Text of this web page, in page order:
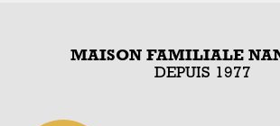
MAISON FAMILIALE
DEPUIS 1977